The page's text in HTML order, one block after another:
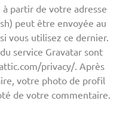
partir de votre adresse
peut être envoyée au
vous utilisez ce dernier.
service Gravatar sont
privacy/. Après
votre photo de profil
de votre commentaire.